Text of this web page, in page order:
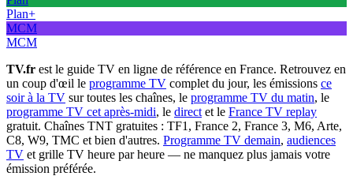
Plan+
MCM
MCM
TV.fr est le guide TV en ligne de référence en France. Retrouvez en
un coup d'œil le programme TV complet du jour, les émissions ce
soir à la TV sur toutes les chaînes, le programme TV du matin, le
programme TV cet après-midi, le direct et le France TV replay
gratuit. Chaînes TNT gratuites : TF1, France 2, France 3, M6, Arte,
C8, W9, TMC et bien d'autres. Programme TV demain, audiences
TV et grille TV heure par heure — ne manquez plus jamais votre
émission préférée.